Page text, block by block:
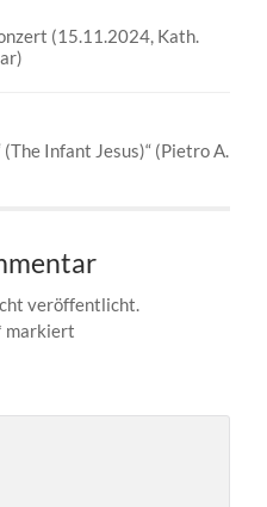
(15.11.2024, Kath.
(The Infant Jesus)“ (Pietro A.
veröffentlicht.
markiert